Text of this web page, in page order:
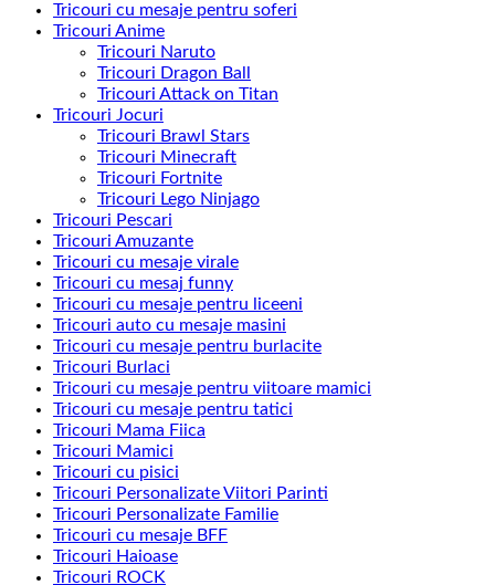
Tricouri cu mesaje pentru soferi
Tricouri Anime
Tricouri Naruto
Tricouri Dragon Ball
Tricouri Attack on Titan
Tricouri Jocuri
Tricouri Brawl Stars
Tricouri Minecraft
Tricouri Fortnite
Tricouri Lego Ninjago
Tricouri Pescari
Tricouri Amuzante
Tricouri cu mesaje virale
Tricouri cu mesaj funny
Tricouri cu mesaje pentru liceeni
Tricouri auto cu mesaje masini
Tricouri cu mesaje pentru burlacite
Tricouri Burlaci
Tricouri cu mesaje pentru viitoare mamici
Tricouri cu mesaje pentru tatici
Tricouri Mama Fiica
Tricouri Mamici
Tricouri cu pisici
Tricouri Personalizate Viitori Parinti
Tricouri Personalizate Familie
Tricouri cu mesaje BFF
Tricouri Haioase
Tricouri ROCK